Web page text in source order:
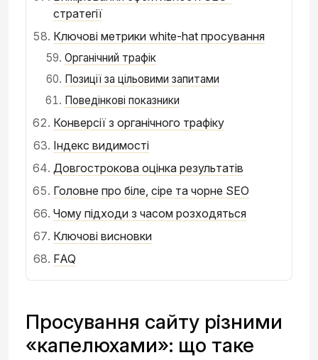
стратегії
Ключові метрики white-hat просування
Органічний трафік
Позиції за цільовими запитами
Поведінкові показники
Конверсії з органічного трафіку
Індекс видимості
Довгострокова оцінка результатів
Головне про біле, сіре та чорне SEO
Чому підходи з часом розходяться
Ключові висновки
FAQ
Просування сайту різними
«капелюхами»: що таке